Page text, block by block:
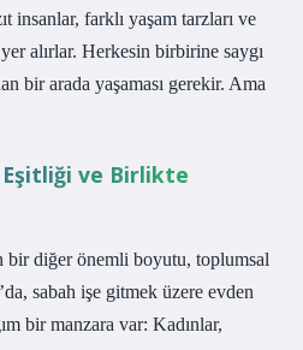
insanlar, farklı yaşam tarzları ve
alırlar. Herkesin birbirine saygı
bir arada yaşaması gerekir. Ama
ve Birlikte
diğer önemli boyutu, toplumsal
sabah işe gitmek üzere evden
bir manzara var: Kadınlar,